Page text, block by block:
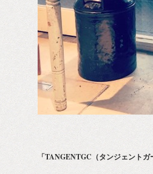
「TANGENTGC（タンジェントガ